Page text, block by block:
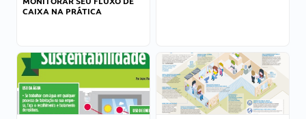
CAIXA NA PRÁTICA